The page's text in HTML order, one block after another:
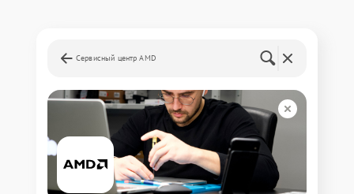
Сервисный центр AMD